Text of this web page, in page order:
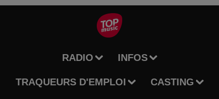
RADIO INFOS
TRAQUEURS D'EMPLOI CASTING